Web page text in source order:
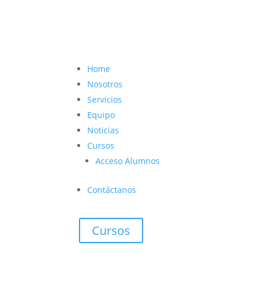
Home
Nosotros
Servicios
Equipo
Noticias
Cursos
Acceso Alumnos
Contáctanos
Cursos